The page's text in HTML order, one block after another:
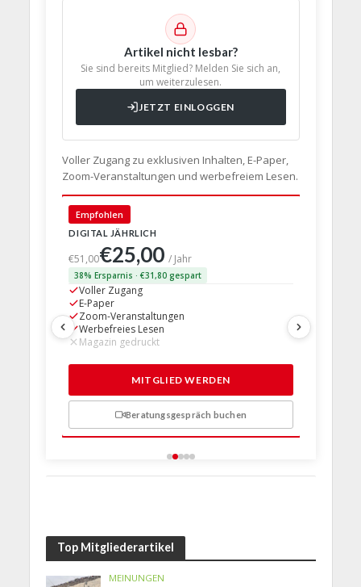
Artikel nicht lesbar?
Sie sind bereits Mitglied? Melden Sie sich an,
um weiterzulesen.
JETZT EINLOGGEN
Voller Zugang zu exklusiven Inhalten, E-Paper,
Zoom-Veranstaltungen und werbefreiem Lesen.
Empfohlen
DIGITAL JÄHRLICH
€51,00€25,00/ Jahr
38% Ersparnis · €31,80 gespart
Voller Zugang
E-Paper
Zoom-Veranstaltungen
Werbefreies Lesen
Magazin gedruckt
MITGLIED WERDEN
Beratungsgespräch buchen
Top Mitgliederartikel
MEINUNGEN